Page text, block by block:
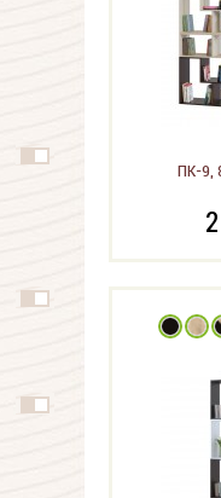
ПК-9,